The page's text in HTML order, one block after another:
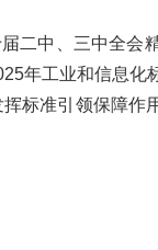
二中、三中全会
年工业和信息化
标准引领保障作